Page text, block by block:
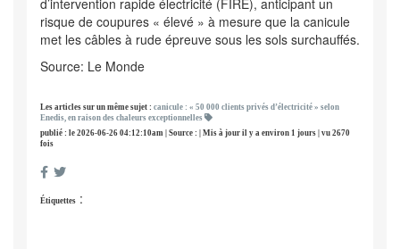
risque de coupures « élevé » à mesure que la canicule
met les câbles à rude épreuve sous les sols surchauffés.
Source: Le Monde
Les articles sur un même sujet : canicule : « 50 000 clients privés d’électricité » selon
Enedis, en raison des chaleurs exceptionnelles
publié : le 2026-06-26 04:12:10am | Source : | Mis à jour il y a environ 1 jours | vu 2670
fois
Étiquettes :